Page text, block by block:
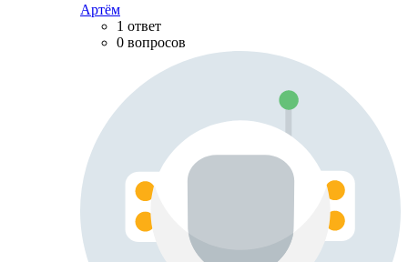
Артём
1 ответ
0 вопросов